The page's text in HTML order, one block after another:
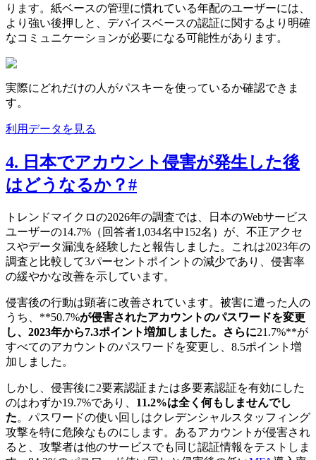
ります。紙ベースの管理に慣れている年配のユーザーには、
より強い後押しと、デバイスベースの認証に関するより明確
なコミュニケーションが必要になる可能性があります。
実際にどれだけの人がパスキーを使っているか確認できま
す。
利用データを見る
4. 日本でアカウント侵害が発生した後
はどうなるか？#
トレンドマイクロの2026年の調査では、日本のWebサービス
ユーザーの14.7%（回答者1,034名中152名）が、不正アクセ
スやデータ漏洩を経験したと報告しました。これは2023年の
調査と比較して3パーセントポイントの減少であり、侵害率
の緩やかな改善を示しています。
侵害後の行動は顕著に改善されています。被害に遭った人の
うち、**50.7%が侵害されたアカウントのパスワードを変更
し、2023年から7.3ポイント増加しました。さらに21.7%**が
すべてのアカウントのパスワードを変更し、8.5ポイント増
加しました。
しかし、侵害後に2要素認証または多要素認証を有効にした
のはわずか19.7%であり、 11.2%は全く何もしませんでし
た。パスワードの使い回しはクレデンシャルスタッフィング
攻撃を特に危険なものにします。あるアカウントが侵害され
ると、攻撃者は他のサービスでも同じ認証情報をテストしま